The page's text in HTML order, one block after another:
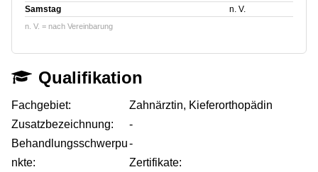
Samstag
n. V.
n. V. = nach Vereinbarung
Qualifikation
Fachgebiet:
Zahnärztin, Kieferorthopädin
Zusatzbezeichnung:
-
Behandlungsschwerpu
nkte:
-
Zertifikate: